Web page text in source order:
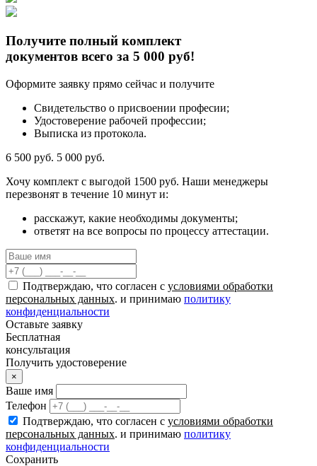
Получите полный комплект
документов всего за 5 000 руб!
Оформите заявку прямо сейчас и получите
Свидетельство о присвоении професии;
Удостоверение рабочей профессии;
Выписка из протокола.
6 500 руб. 5 000 руб.
Хочу комплект с выгодой 1500 руб. Наши менеджеры
перезвонят в течение 10 минут и:
расскажут, какие необходимы документы;
ответят на все вопросы по процессу аттестации.
Подтверждаю, что согласен с условиями обработки
персональных данных. и принимаю политику
конфиденциальности
Оставьте заявку
Бесплатная
консультация
Получить удостоверение
×
Ваше имя
Телефон
Подтверждаю, что согласен с условиями обработки
персональных данных. и принимаю политику
конфиденциальности
Сохранить